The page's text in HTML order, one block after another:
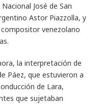
José de San
Astor Piazzolla, y
venezolano
la interpretación de
Páez, que estuvieron a
de Lara,
que sujetaban